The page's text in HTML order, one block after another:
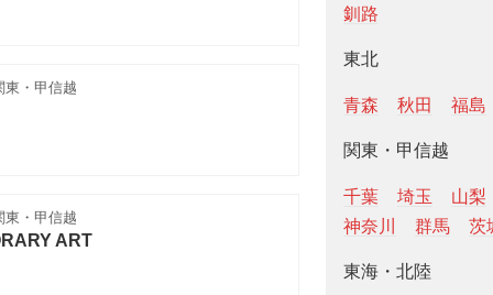
・甲信越
・甲信越
ART
釧路
東北
青森 秋田 福島
関東・甲信越
千葉 埼玉 山梨
神奈川
群馬 茨
東海・北陸